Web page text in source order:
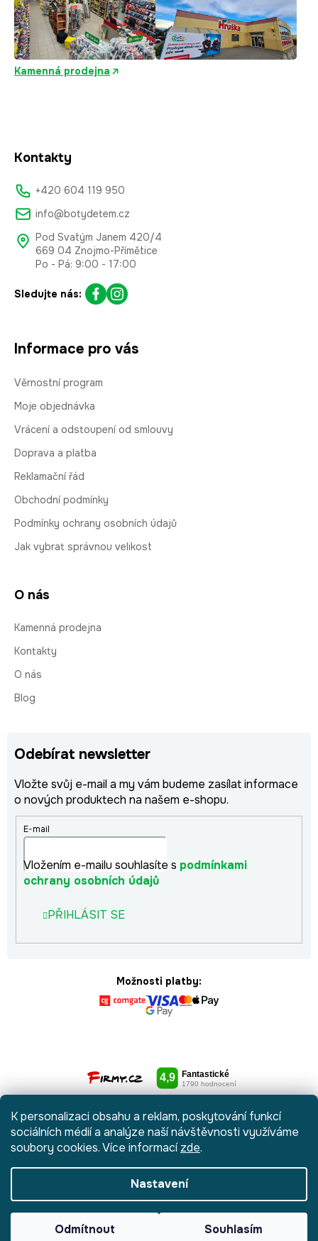
K personalizaci obsahu a reklam, poskytování funkcí
sociálních médií a analýze naší návštěvnosti využíváme
soubory cookies. Více informacízde.
Nastavení
Odmítnout Souhlasím
Kamenná prodejna
Kontakty
+420 604 119 950
info@botydetem.cz
Pod Svatým Janem 420/4
669 04 Znojmo-Přímětice
Po - Pá: 9:00 - 17:00
Sledujte nás:
Informace pro vás
Věrnostní program
Moje objednávka
Vrácení a odstoupení od smlouvy
Doprava a platba
Reklamační řád
Obchodní podmínky
Podmínky ochrany osobních údajů
Jak vybrat správnou velikost
O nás
Kamenná prodejna
Kontakty
O nás
Blog
Odebírat newsletter
Vložte svůj e-mail a my vám budeme zasílat informace
o nových produktech na našem e-shopu.
E-mail
Vložením e-mailu souhlasíte s podmínkami
ochrany osobních údajů
PŘIHLÁSIT SE
Možnosti platby:
Vytvořil Shoptet
Anque Media